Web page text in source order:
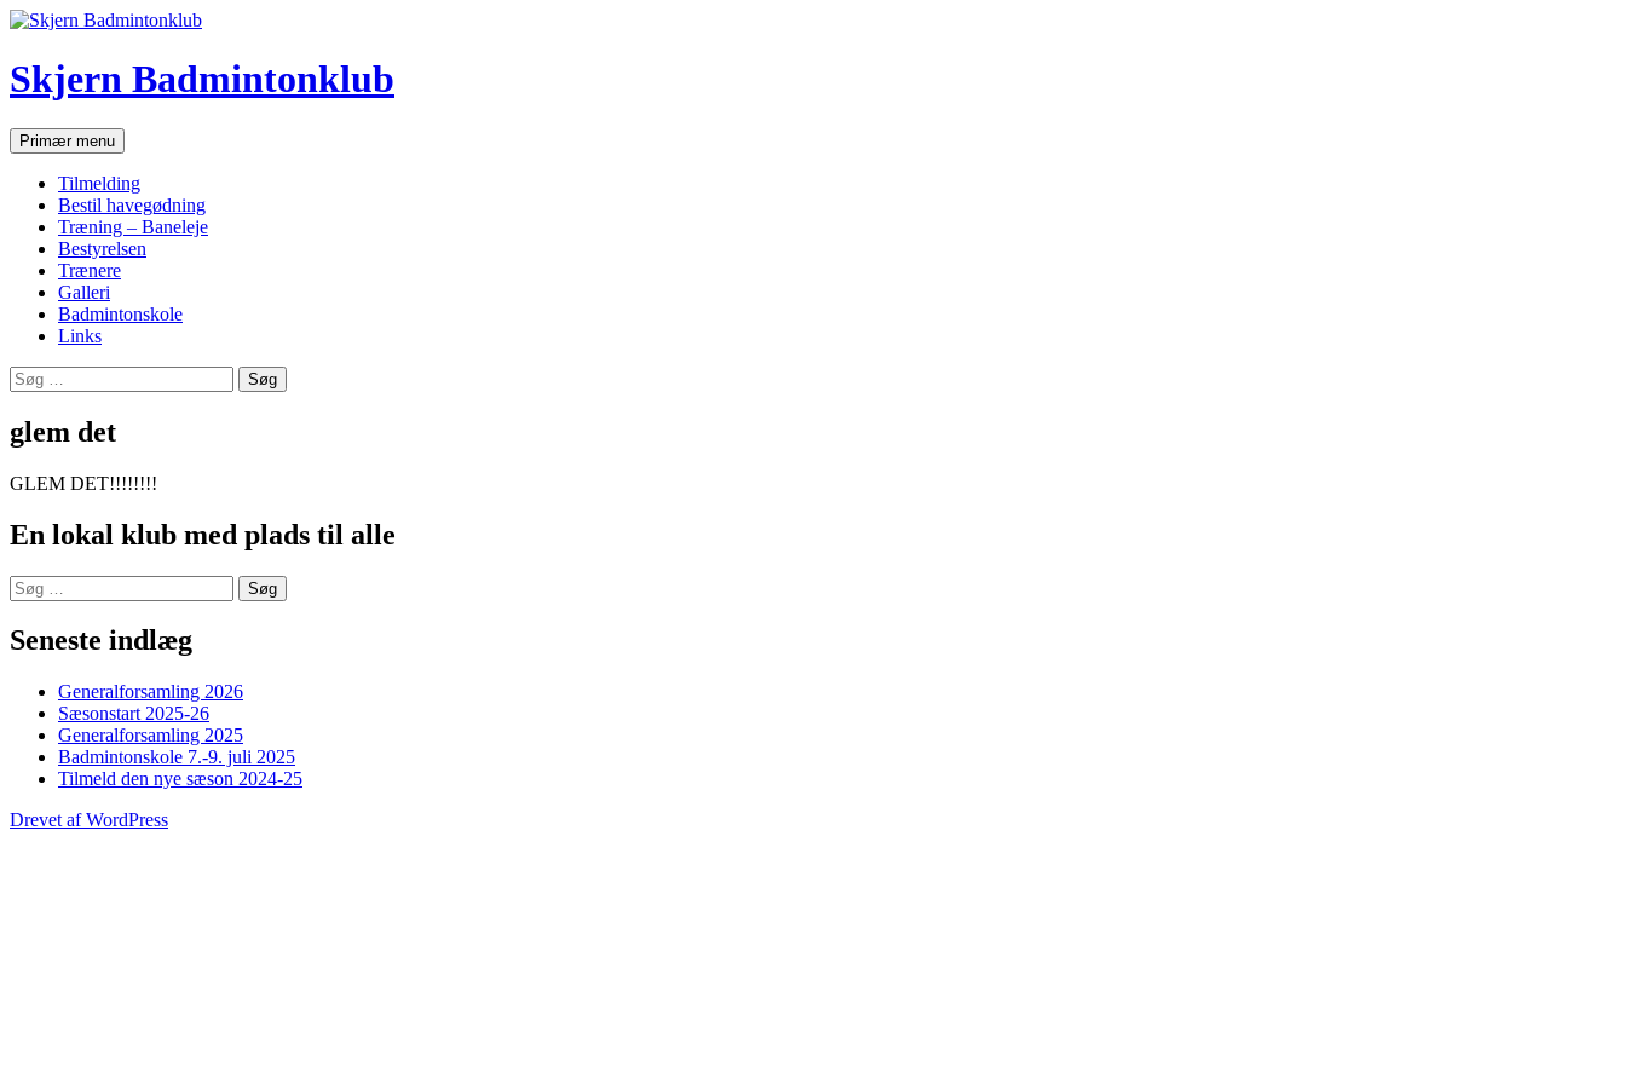
Hop
indhold
Skjern Badmintonklub
SøgPrimær menu
Tilmelding
Bestil havegødning
Træning – Baneleje
Bestyrelsen
Trænere
Galleri
Badmintonskole
Links
Søg
efter:
glem det
GLEM DET!!!!!!!!
En lokal klub med plads til alle
Søg
efter:
Seneste indlæg
Generalforsamling 2026
Sæsonstart 2025-26
Generalforsamling 2025
Badmintonskole 7.-9. juli 2025
Tilmeld den nye sæson 2024-25
Drevet af WordPress